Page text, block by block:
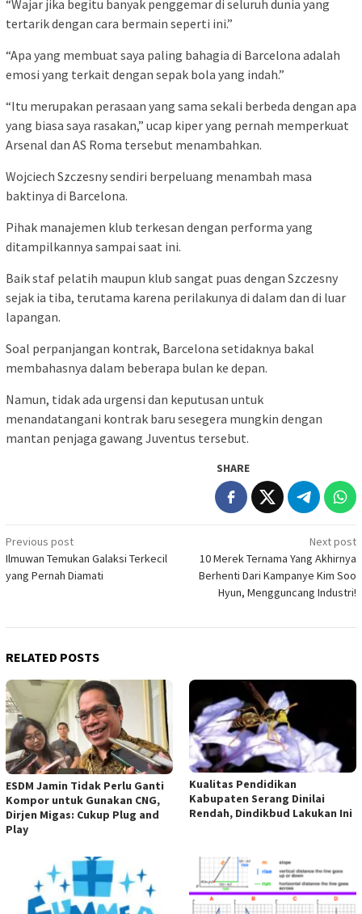
“Wajar jika begitu banyak penggemar di seluruh dunia yang
tertarik dengan cara bermain seperti ini.”
“Apa yang membuat saya paling bahagia di Barcelona adalah
emosi yang terkait dengan sepak bola yang indah.”
“Itu merupakan perasaan yang sama sekali berbeda dengan apa
yang biasa saya rasakan,” ucap kiper yang pernah memperkuat
Arsenal dan AS Roma tersebut menambahkan.
Wojciech Szczesny sendiri berpeluang menambah masa
baktinya di Barcelona.
Pihak manajemen klub terkesan dengan performa yang
ditampilkannya sampai saat ini.
Baik staf pelatih maupun klub sangat puas dengan Szczesny
sejak ia tiba, terutama karena perilakunya di dalam dan di luar
lapangan.
Soal perpanjangan kontrak, Barcelona setidaknya bakal
membahasnya dalam beberapa bulan ke depan.
Namun, tidak ada urgensi dan keputusan untuk
menandatangani kontrak baru sesegera mungkin dengan
mantan penjaga gawang Juventus tersebut.
SHARE
Post
navigation
Previous post
Ilmuwan Temukan Galaksi Terkecil
yang Pernah Diamati
Next post
10 Merek Ternama Yang Akhirnya
Berhenti Dari Kampanye Kim Soo
Hyun, Mengguncang Industri!
RELATED POSTS
ESDM Jamin Tidak Perlu Ganti
Kompor untuk Gunakan CNG,
Dirjen Migas: Cukup Plug and
Play
Kualitas Pendidikan
Kabupaten Serang Dinilai
Rendah, Dindikbud Lakukan Ini